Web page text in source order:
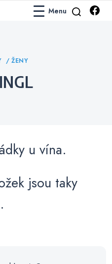
Menu
Categories
ŽENY
u vína.
jsou taky